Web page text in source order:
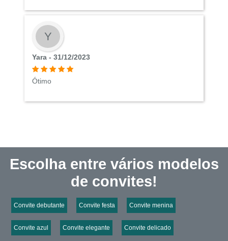
Y
Yara - 31/12/2023
Ótimo
Escolha entre vários modelos
de convites!
Convite debutante Convite festa Convite menina
Convite azul Convite elegante Convite delicado